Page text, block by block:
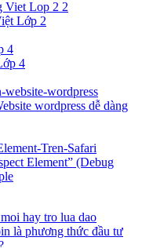
Lớp 2
4
wordpress dễ dàng
Element” (Debug
là phương thức đầu tư